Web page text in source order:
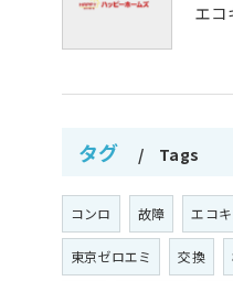
タグ Tags
コンロ 故障 エコ
東京ゼロエミ 交換